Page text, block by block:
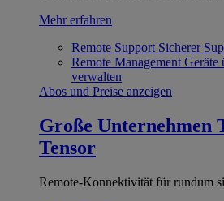
Mehr erfahren
Remote Support Sicherer
Remote Management Geräte
verwalten
Abos und Preise anzeigen
Große Unternehmen
Tensor
Remote-Konnektivität für rundum